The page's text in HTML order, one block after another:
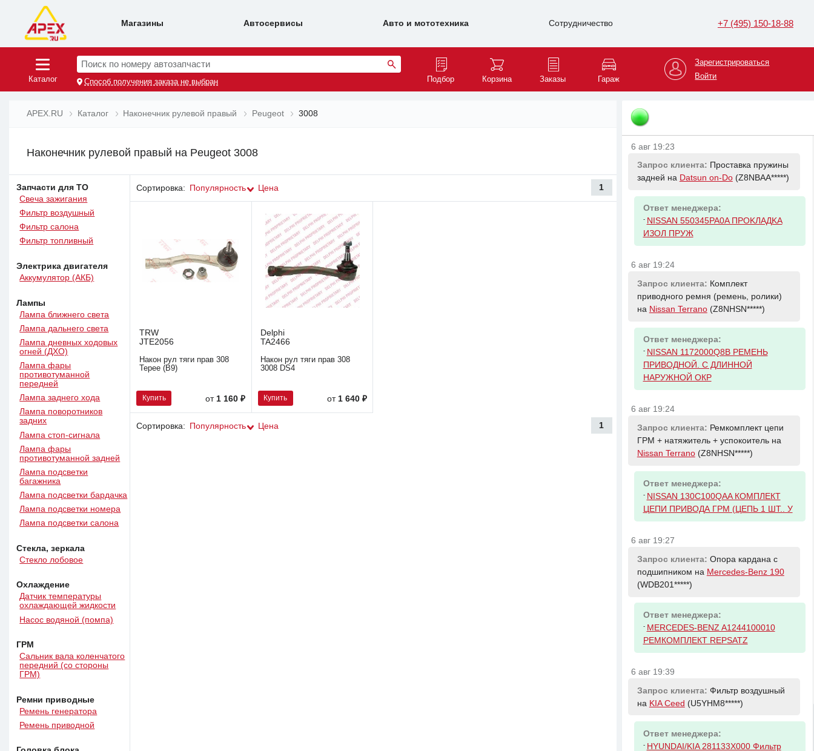
Магазины Автосервисы Авто и мототехника Сотрудничество +7 (495) 150-18-88
Каталог
Поиск по номеру автозапчасти
Способ получения заказа не выбран Подбор Корзина Заказы Гараж
Зарегистрироваться
Войти
APEX.RU Каталог Наконечник рулевой правый Peugeot 3008
Наконечник рулевой правый на Peugeot 3008
Запчасти для ТО
Свеча зажигания
Фильтр воздушный
Фильтр салона
Фильтр топливный
Электрика двигателя
Аккумулятор (АКБ)
Лампы
Лампа ближнего света
Лампа дальнего света
Лампа дневных ходовых
огней (ДХО)
Лампа фары
противотуманной
передней
Лампа заднего хода
Лампа поворотников
задних
Лампа стоп-сигнала
Лампа фары
противотуманной задней
Лампа подсветки
багажника
Лампа подсветки бардачка
Лампа подсветки номера
Лампа подсветки салона
Стекла, зеркала
Стекло лобовое
Охлаждение
Датчик температуры
охлаждающей жидкости
Насос водяной (помпа)
ГРМ
Сальник вала коленчатого
передний (со стороны
ГРМ)
Ремни приводные
Ремень генератора
Ремень приводной
Сортировка: Популярность Цена 1
TRW
JTE2056
Након рул тяги прав 308
Tepee (B9)
Купить от 1 160 ₽
Delphi
TA2466
Након рул тяги прав 308
3008 DS4
Купить от 1 640 ₽
Сортировка: Популярность Цена 1
амортизатора заднего на
Datsun on-Do
(Z8NBAA*****)
Ответ менеджера:
сжатия
6 авг 19:23
Запрос клиента: Проставка пружины
задней на Datsun on-Do(Z8NBAA*****)
Ответ менеджера:
- NISSAN 550345PA0A ПPOKЛAДKA
ИЗOЛ ПPУЖ
6 авг 19:24
Запрос клиента: Комплект
приводного ремня (ремень, ролики)
на Nissan Terrano(Z8NHSN*****)
Ответ менеджера:
- NISSAN 1172000Q8B РЕМЕНЬ
ПРИВОДНОЙ. С ДЛИННОЙ
НАРУЖНОЙ ОКР
6 авг 19:24
Запрос клиента: Ремкомплект цепи
ГРМ + натяжитель + успокоитель на
Nissan Terrano(Z8NHSN*****)
Ответ менеджера:
- NISSAN 130C100QAA КОМПЛЕКТ
ЦЕПИ ПРИВОДА ГРМ (ЦЕПЬ 1 ШТ.. У
6 авг 19:27
Запрос клиента: Опора кардана с
подшипником на Mercedes-Benz 190
(WDB201*****)
Ответ менеджера:
- MERCEDES-BENZ A1244100010
РЕМКОМПЛЕКТ REPSATZ
6 авг 19:39
Запрос клиента: Фильтр воздушный
на KIA Ceed (U5YHM8*****)
Ответ менеджера:
- HYUNDAI/KIA 281133X000 Фильтр